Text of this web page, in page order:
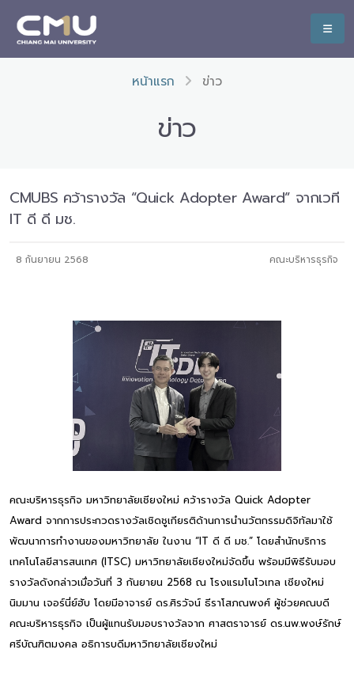
หน้าแรก ข่าว
ข่าว
CMUBS คว้ารางวัล “Quick Adopter Award” จากเวที
IT ดี ดี มช.
8 กันยายน 2568 คณะบริหารธุรกิจ
คณะบริหารธุรกิจ มหาวิทยาลัยเชียงใหม่ คว้ารางวัล Quick Adopter
Award จากการประกวดรางวัลเชิดชูเกียรติด้านการนำนวัตกรรมดิจิทัลมาใช้
พัฒนาการทำงานของมหาวิทยาลัย ในงาน “IT ดี ดี มช.” โดยสำนักบริการ
เทคโนโลยีสารสนเทศ (ITSC) มหาวิทยาลัยเชียงใหม่จัดขึ้น พร้อมมีพิธีรับมอบ
รางวัลดังกล่าวเมื่อวันที่ 3 กันยายน 2568 ณ โรงแรมโนโวเทล เชียงใหม่
นิมมาน เจอร์นี่ย์ฮับ โดยมีอาจารย์ ดร.ศิรวัจน์ ธีราโสภณพงศ์ ผู้ช่วยคณบดี
คณะบริหารธุรกิจ เป็นผู้แทนรับมอบรางวัลจาก ศาสตราจารย์ ดร.นพ.พงษ์รักษ์
ศรีบัณฑิตมงคล อธิการบดีมหาวิทยาลัยเชียงใหม่